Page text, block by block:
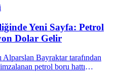
Yeni Sayfa: Petrol
Dolar Gelir
Bayraktar tarafından
petrol boru hattı